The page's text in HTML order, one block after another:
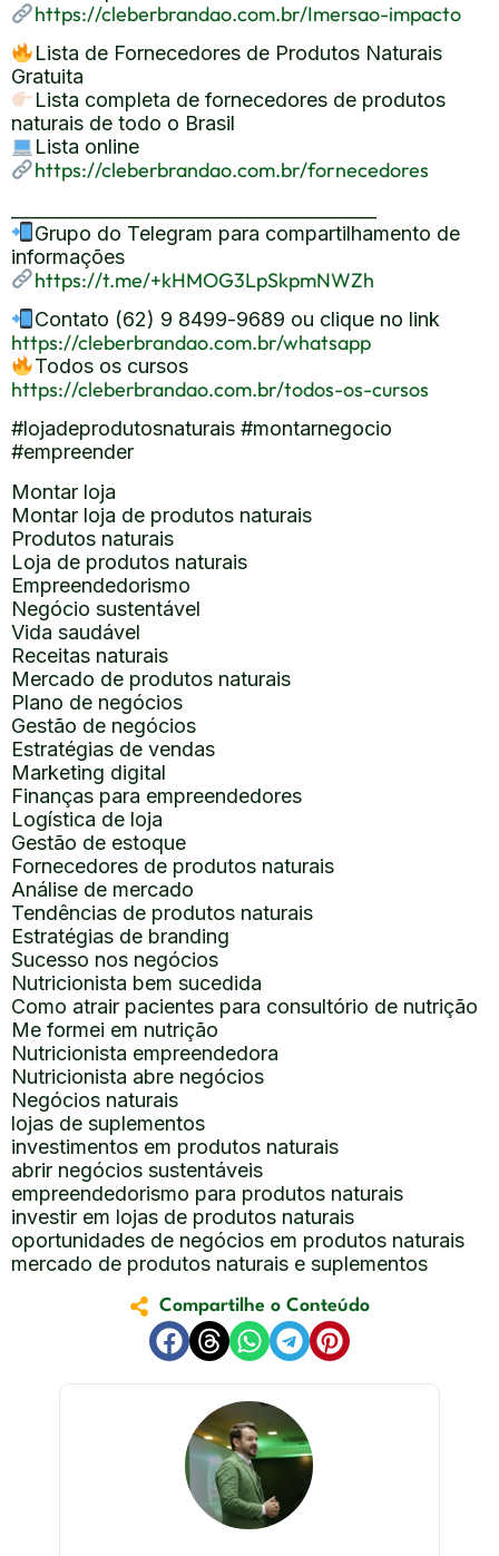
https://cleberbrandao.com.br/Imersao-impacto
Lista de Fornecedores de Produtos Naturais
Gratuita
Lista completa de fornecedores de produtos
naturais de todo o Brasil
Lista online
https://cleberbrandao.com.br/fornecedores
Grupo do Telegram para compartilhamento de
informações
https://t.me/+kHMOG3LpSkpmNWZh
Contato (62) 9 8499-9689 ou clique no link
https://cleberbrandao.com.br/whatsapp
Todos os cursos
https://cleberbrandao.com.br/todos-os-cursos
#lojadeprodutosnaturais #montarnegocio
#empreender
Montar loja
Montar loja de produtos naturais
Produtos naturais
Loja de produtos naturais
Empreendedorismo
Negócio sustentável
Vida saudável
Receitas naturais
Mercado de produtos naturais
Plano de negócios
Gestão de negócios
Estratégias de vendas
Marketing digital
Finanças para empreendedores
Logística de loja
Gestão de estoque
Fornecedores de produtos naturais
Análise de mercado
Tendências de produtos naturais
Estratégias de branding
Sucesso nos negócios
Nutricionista bem sucedida
Como atrair pacientes para consultório de nutrição
Me formei em nutrição
Nutricionista empreendedora
Nutricionista abre negócios
Negócios naturais
lojas de suplementos
investimentos em produtos naturais
abrir negócios sustentáveis
empreendedorismo para produtos naturais
investir em lojas de produtos naturais
oportunidades de negócios em produtos naturais
mercado de produtos naturais e suplementos
Compartilhe o Conteúdo